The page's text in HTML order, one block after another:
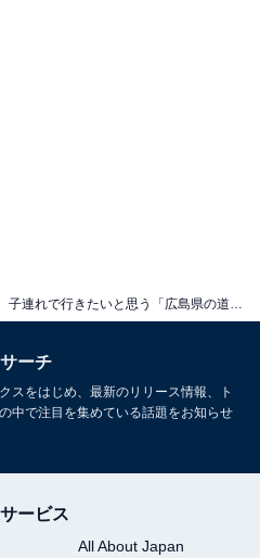
ーチ
スをはじめ、最新のリリース情報、ト
中で注目を集めている話題をお知らせ
ービス
All About Japan